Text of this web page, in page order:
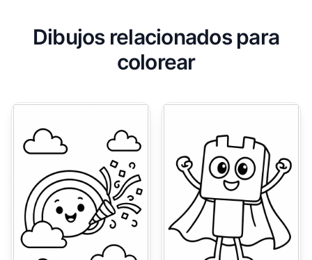
Dibujos relacionados para
colorear